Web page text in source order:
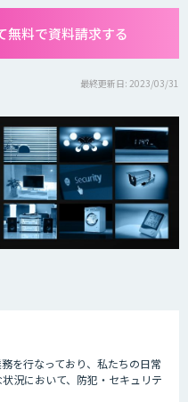
無料で資料請求する
最終更新日: 2023/03/31
を行なっており、私たちの日常
況において、防犯・セキュリテ